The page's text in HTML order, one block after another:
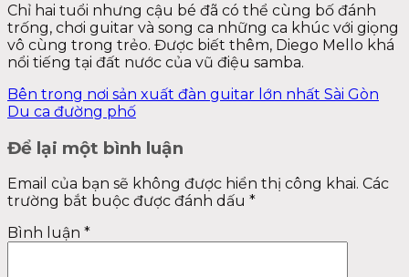
Chỉ hai tuổi nhưng cậu bé đã có thể cùng bố đánh
trống, chơi guitar và song ca những ca khúc với giọng
vô cùng trong trẻo. Được biết thêm, Diego Mello khá
nổi tiếng tại đất nước của vũ điệu samba.
Bên trong nơi sản xuất đàn guitar lớn nhất Sài Gòn
Du ca đường phố
Để lại một bình luận
Email của bạn sẽ không được hiển thị công khai. Các
trường bắt buộc được đánh dấu *
Bình luận *